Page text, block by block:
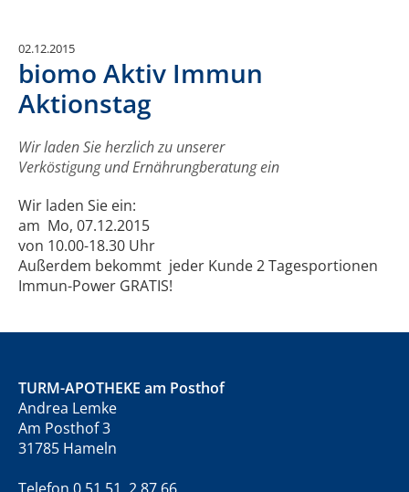
02.12.2015
biomo Aktiv Immun
Aktionstag
Wir laden Sie herzlich zu unserer
Verköstigung und Ernährungberatung ein
Wir laden Sie ein:
am Mo, 07.12.2015
von 10.00-18.30 Uhr
Außerdem bekommt jeder Kunde 2 Tagesportionen
Immun-Power GRATIS!
TURM-APOTHEKE am Posthof
Andrea Lemke
Am Posthof 3
31785 Hameln